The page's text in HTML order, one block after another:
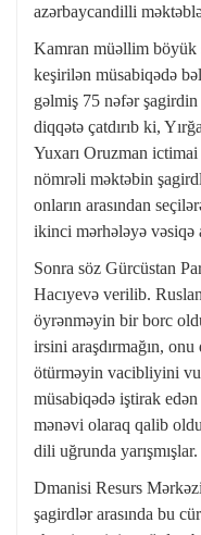
azərbaycandilli
Kamran müəllim
keşirilən müsabiqədə
gəlmiş 75 nəfər
diqqətə çatdırıb ki,
Yuxarı Oruzman
nömrəli məktəbin
onların arasından
ikinci mərhələyə vəsiqə
Sonra söz Gürcüstan
Hacıyevə verilib.
öyrənməyin bir borc
irsini araşdırmağın,
ötürməyin vacibliyini
müsabiqədə iştirak
mənəvi olaraq qalib
dili uğrunda yarışmışlar.
Dmanisi Resurs
şagirdlər arasında bu